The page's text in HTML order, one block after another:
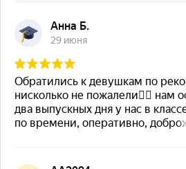
Как оплатить?
Что если шар лопнул?
Доставляете за МКАД?